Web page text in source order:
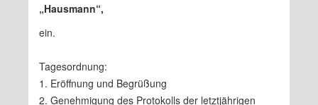
„Hausmann“,
ein.
Tagesordnung:
1. Eröffnung und Begrüßung
2. Genehmigung des Protokolls der letztjährigen